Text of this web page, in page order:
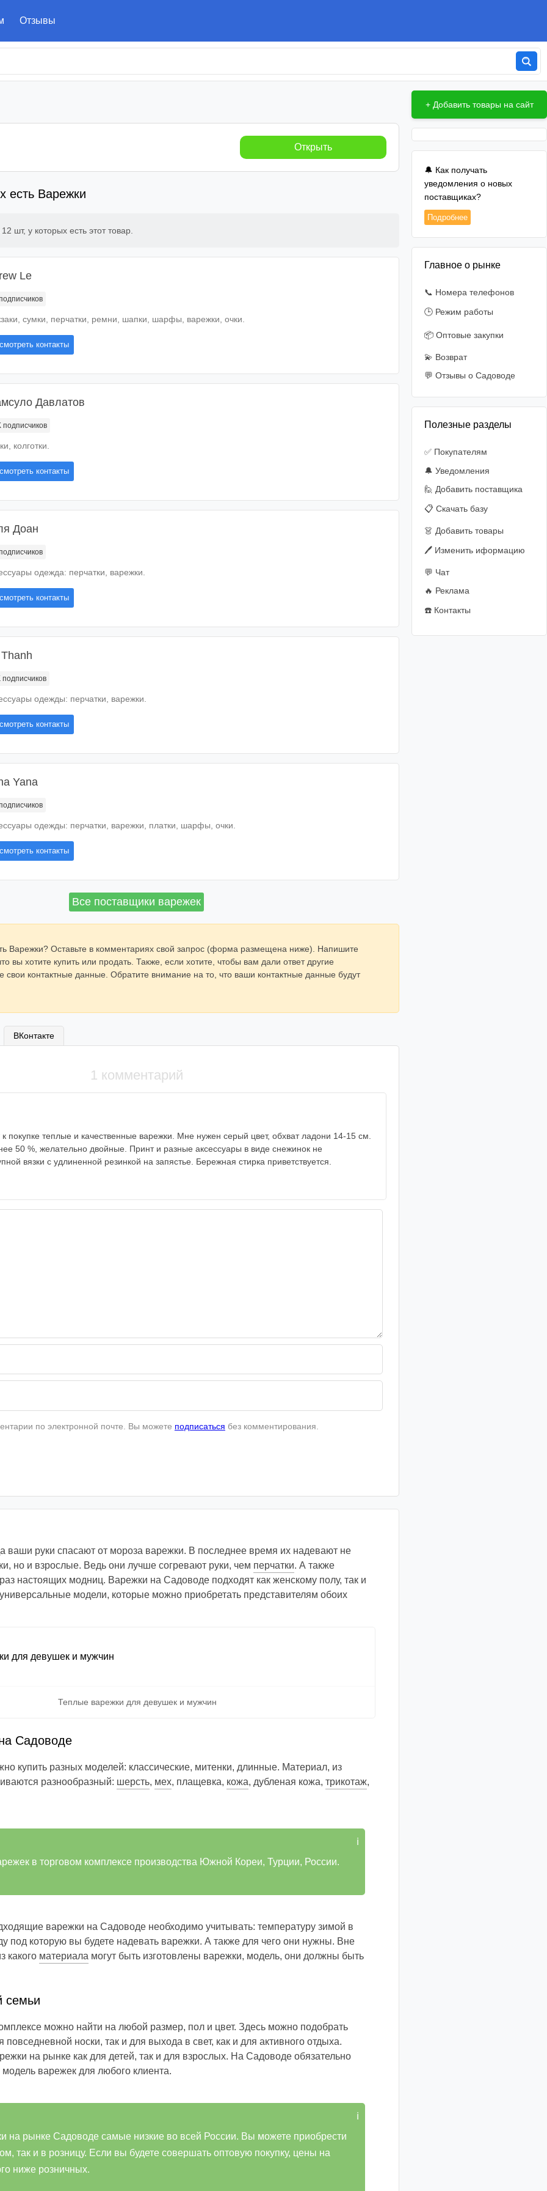
Отзывы
Открыть
есть Варежки
12 шт, у которых есть этот товар.
Le
сумки, перчатки, ремни, шапки, шарфы, варежки, очки.
контакты
Давлатов
подписчиков
колготки.
контакты
Доан
одежда: перчатки, варежки.
контакты
подписчиков
одежды: перчатки, варежки.
контакты
Yana
одежды: перчатки, варежки, платки, шарфы, очки.
контакты
Все поставщики варежек
Варежки? Оставьте в комментариях свой запрос (форма размещена ниже). Напишите
вы хотите купить или продать. Также, если хотите, чтобы вам дали ответ другие
свои контактные данные. Обратите внимание на то, что ваши контактные данные будут
ВКонтакте
1 комментарий
покупке теплые и качественные варежки. Мне нужен серый цвет, обхват ладони 14-15 см.
50 %, желательно двойные. Принт и разные аксессуары в виде снежинок не
вязки с удлиненной резинкой на запястье. Бережная стирка приветствуется.
по электронной почте. Вы можете подписаться без комментирования.
ваши руки спасают от мороза варежки. В последнее время их надевают не
но и взрослые. Ведь они лучше согревают руки, чем перчатки. А также
настоящих модниц. Варежки на Садоводе подходят как женскому полу, так и
модели, которые можно приобретать представителям обоих
Теплые варежки для девушек и мужчин
Садоводе
купить разных моделей: классические, митенки, длинные. Материал, из
разнообразный: шерсть, мех, плащевка, кожа, дубленая кожа, трикотаж,
в торговом комплексе производства Южной Кореи, Турции, России.
варежки на Садоводе необходимо учитывать: температуру зимой в
под которую вы будете надевать варежки. А также для чего они нужны. Вне
какого материала могут быть изготовлены варежки, модель, они должны быть
семьи
можно найти на любой размер, пол и цвет. Здесь можно подобрать
носки, так и для выхода в свет, как и для активного отдыха.
на рынке как для детей, так и для взрослых. На Садоводе обязательно
варежек для любого клиента.
на рынке Садоводе самые низкие во всей России. Вы можете приобрести
так и в розницу. Если вы будете совершать оптовую покупку, цены на
ниже розничных.
+ Добавить товары на сайт
🔔 Как получать
уведомления о новых
поставщиках?
Подробнее
Главное о рынке
📞 Номера телефонов
🕒 Режим работы
📦 Оптовые закупки
💫 Возврат
💬 Отзывы о Садоводе
Полезные разделы
✅ Покупателям
🔔 Уведомления
🙋‍️ Добавить поставщика
📋 Скачать базу
👗 Добавить товары
🖊️ Изменить иформацию
💬 Чат
🔥 Реклама
☎️ Контакты